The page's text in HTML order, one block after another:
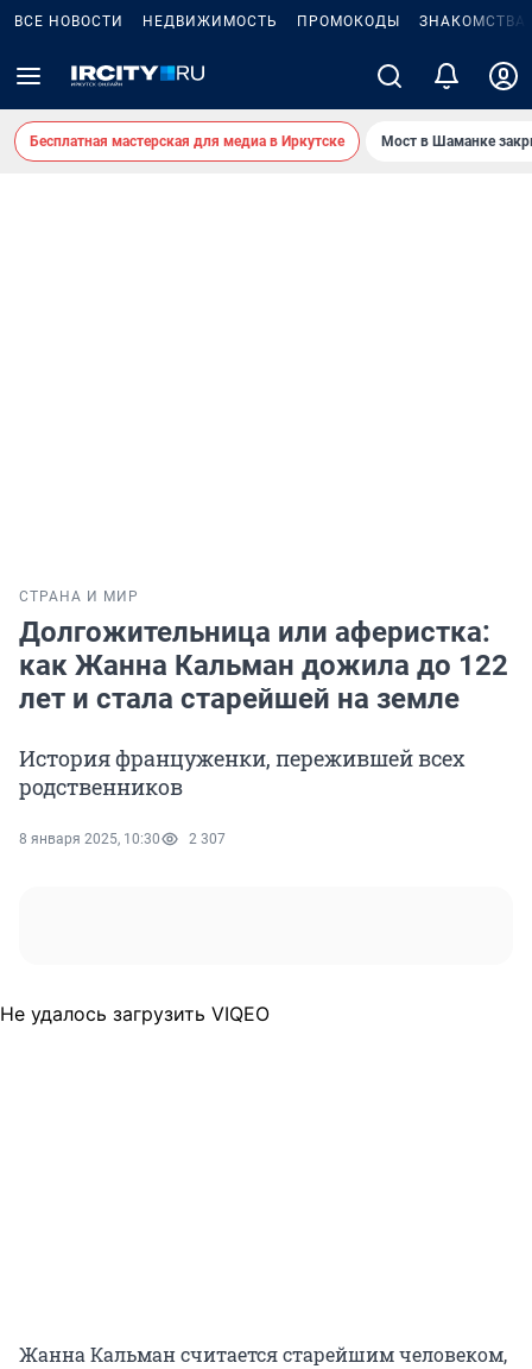
ВСЕ НОВОСТИ НЕДВИЖИМОСТЬ ПРОМОКОДЫ ЗНАКОМСТВА
Бесплатная мастерская для медиа в Иркутске Мост в Шаманке
СТРАНА И МИР
Долгожительница или аферистка:
как Жанна Кальман дожила до 122
лет и стала старейшей на земле
История француженки, пережившей всех
родственников
8 января 2025, 10:30 2 307
Не удалось загрузить VIQEO
Жанна Кальман считается старейшим человеком,